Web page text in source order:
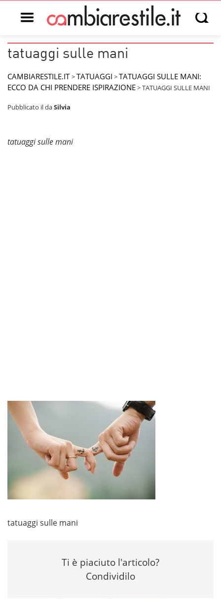
Open main menu Open
tatuaggi sulle mani
CAMBIARESTILE.IT >TATUAGGI >TATUAGGI SULLE MANI:
ECCO DA CHI PRENDERE ISPIRAZIONE>TATUAGGI SULLE MANI
Pubblicato ildaSilvia
tatuaggi sulle mani
tatuaggi sulle mani
Ti è piaciuto l'articolo?
Condividilo